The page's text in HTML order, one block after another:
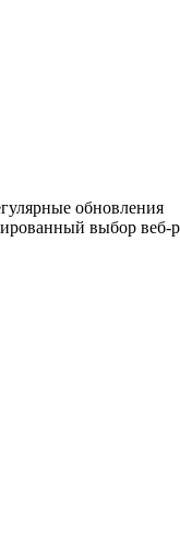
обновления
выбор веб-